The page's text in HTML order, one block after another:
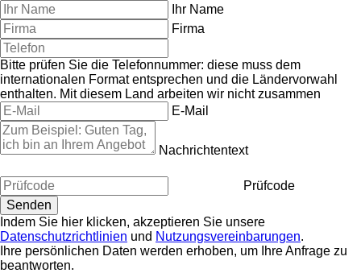
Ihr Name
Firma
Bitte prüfen Sie die Telefonnummer: diese muss dem
internationalen Format entsprechen und die Ländervorwahl
enthalten. Mit diesem Land arbeiten wir nicht zusammen
E-Mail
Nachrichtentext
Prüfcode
Indem Sie hier klicken, akzeptieren Sie unsere
Datenschutzrichtlinien und Nutzungsvereinbarungen.
Ihre persönlichen Daten werden erhoben, um Ihre Anfrage zu
beantworten.